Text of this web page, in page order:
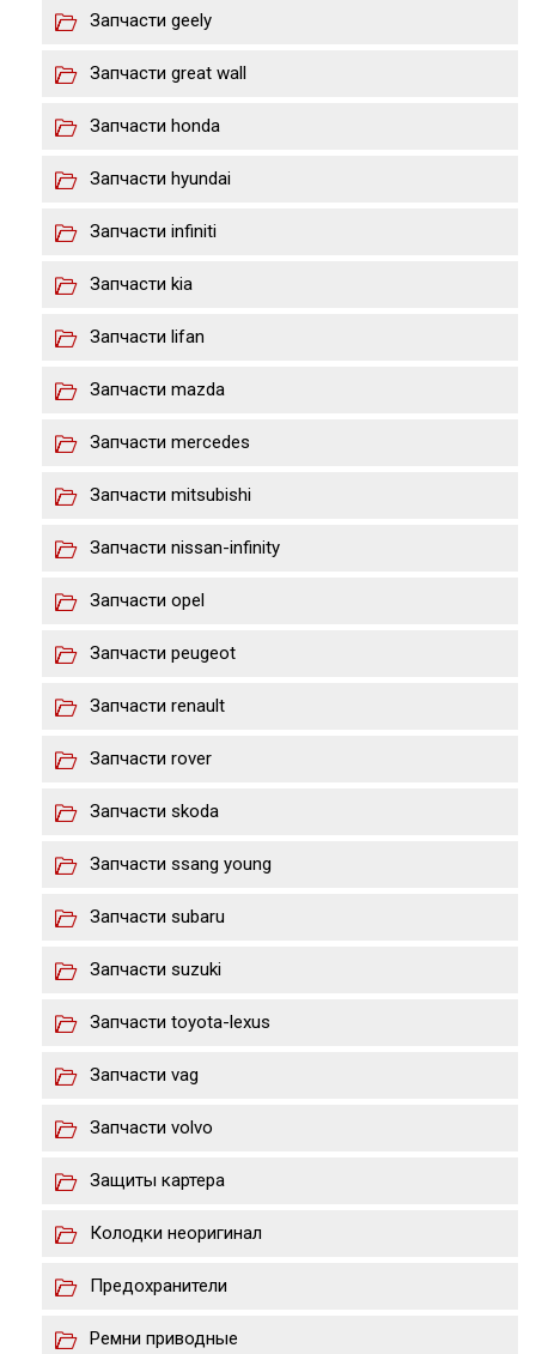
Запчасти geely
Запчасти great wall
Запчасти honda
Запчасти hyundai
Запчасти infiniti
Запчасти kia
Запчасти lifan
Запчасти mazda
Запчасти merсedes
Запчасти mitsubishi
Запчасти nissan-infinity
Запчасти opel
Запчасти peugeot
Запчасти renault
Запчасти rover
Запчасти skoda
Запчасти ssang young
Запчасти subaru
Запчасти suzuki
Запчасти toyota-lexus
Запчасти vag
Запчасти volvo
Защиты картера
Колодки неоригинал
Предохранители
Ремни приводные